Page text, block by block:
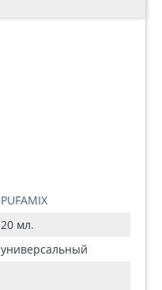
PUFAMIX
20 мл.
универсальный